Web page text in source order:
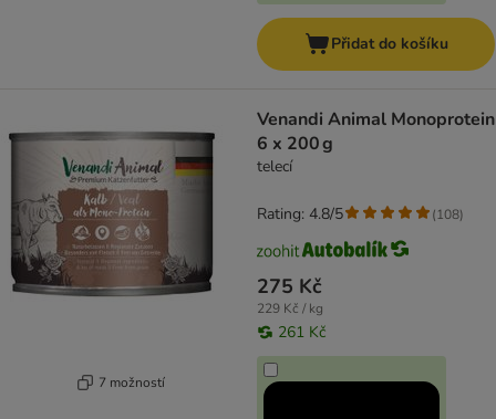
Přidat do košíku
7 možností
Venandi Animal Monoprotein
6 x 200 g
telecí
275 Kč
229 Kč / kg
261 Kč
Rating: 4.8/5 (108)